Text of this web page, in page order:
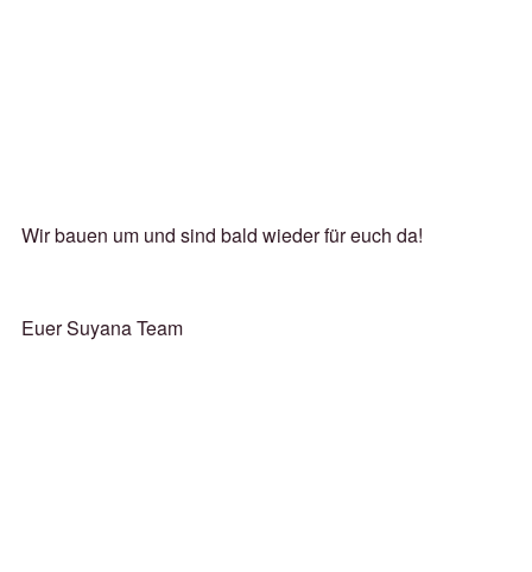
Wir bauen um und sind bald wieder für euch da!
Euer Suyana Team